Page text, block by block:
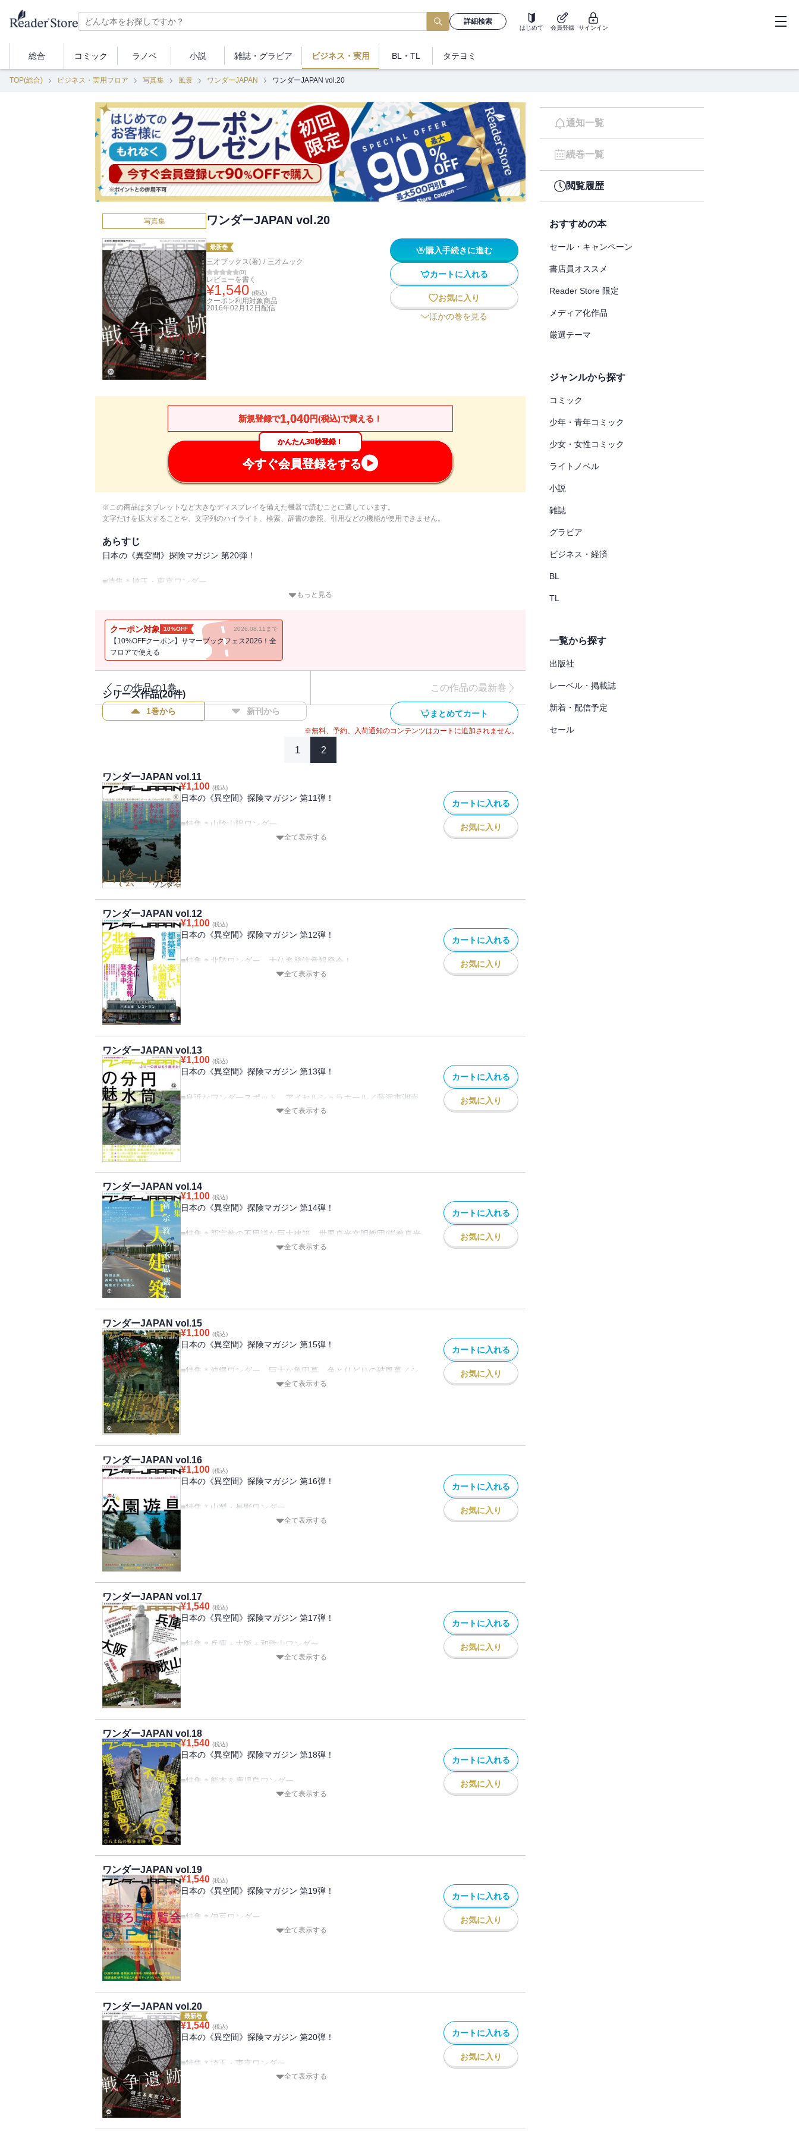
詳細検索
はじめて 会員登録 サインイン
総合 コミック ラノベ 小説 雑誌・ グラビア ビジネス ・実用 BL・TL タテヨミ
TOP(総合) ビジネス・実用フロア 写真集 風景 ワンダーJAPAN ワンダーJAPAN vol.20
写真集 ワンダーJAPAN vol.20
最新巻
三才ブックス(著) / 三才ムック
(0)
レビューを書く
¥1,540 (税込)
クーポン利用対象商品
2016年02月12日 配信
購入手続きに進む
カートに入れる
お気に入り
ほかの巻を見る
新規登録で1,040円(税込)で買える！
かんたん30秒登録！
今すぐ会員登録をする
※この商品はタブレットなど大きなディスプレイを備えた機器で読むことに適しています。
文字だけを拡大することや、文字列のハイライト、検索、辞書の参照、引用などの機能が使用できません。
あらすじ
日本の《異空間》探険マガジン 第20弾！
■特集＊埼玉・東京ワンダー
■たのしい公園遊具〈第8回〉 北青山三丁目児童遊園／杜氏の里 笠沙／嶺公園
■NセメントK工場
■廃墟マニアックス テディベアミュージアム／Ｎ産婦人科医院／廃墟メモリアル～時計
■不思議な神社仏閣 子の権現／龍台院／藤瀧不動尊 ヒトガタ奉納の寺
【20号記念企画】～マレーシア編～驚愕の大仏タワー（打捫心意佛院）／雲上都市の立体地獄（清水山石廟）
／パームツリー畑の中の立体地獄（華聖宮）
■珍日本紀行 オリエント工業 リアルラブドール 上野ショールームと製造工場
■マジカル珍スポツアー 自転車博物館サイクルセンター／ゆめやかた 奥州藤原歴史館／日本独楽博物館
■特集＊戦争遺跡ARCHIVE 小笠原諸島・父島の戦争遺跡／函館要塞／富津岬・戦争遺跡群／六浦地下軍需工場
（海軍航空技術廠支廠地下軍需工場）／貝山地下壕／観音崎北門第二砲台跡／屯鶴峯地下壕／豊予要塞～丹賀砲
塔砲台跡
■新宗教～玉皇山弥勒寺
■レッドリスト～2つの射的場
■萌える工場
もっと見る
クーポン対象 10%OFF 2026.08.11まで
【10%OFFクーポン】サマーブックフェス2026！全
フロアで使える
この作品の1巻 この作品の最新巻
シリーズ作品(20件)
1巻から 新刊から まとめてカート
※無料、予約、入荷通知のコンテンツはカートに追加されません。
1 2
ワンダーJAPAN vol.11
¥1,100 (税込)
日本の《異空間》探険マガジン 第11弾！
■特集＊山陰山陽ワンダー
【廃墟】大根島の廃船・OAリゾートホテル・砂丘パレス・尾道
【産業遺産】重安鉱業所 石灰焼成炉
【戦争遺跡】大久野島
【宗教建築】海の見える杜美術館
【珍建築】みなとさかい交流館・境港マリーナホテル・メテオプ
ラザ ラ・メール
■廃墟マニアックス
■不思議な神社仏閣
■水門探険
■ダムの魅力
全て表示する
カートに入れる
お気に入り
ワンダーJAPAN vol.12
¥1,100 (税込)
日本の《異空間》探険マガジン 第12弾！
■特集＊北陸ワンダー 大仏多発注意報発令！
【珍寺】ハニベ厳窟院／ユートピア加賀の郷／巨大弘法大師／越
尋坊タワー
■身近なワンダースポット
■誰も知らない地底の世界
■不思議な神社仏閣
■水門探険
■マジカル珍スポツアー
■ダムの魅力
■軍艦島見学路レポート
全て表示する
カートに入れる
お気に入り
ワンダーJAPAN vol.13
¥1,100 (税込)
日本の《異空間》探険マガジン 第13弾！
■身近なワンダースポット アイセルシュラホール／藤沢市湘南
台文化センター／ホテルUFO
■誰も知らない地底の世界 金属鉱山の地下坑道
■ニッポン地獄巡り 伊豆極楽苑／成田山久留米分院／正観寺／
■珍駅訪問 帽子をかぶった駅舎たち～左沢駅／西添田駅／印旛
日本医大駅／上伊集院駅／柏原駅 日暮里駅／磐城塙駅／けやき
■廃墟マニアックス 国立茨城結核療養所／男と女の館
■廃墟メモリアル 自然にかえる廃墟
■珍 世界紀行 済州島編 仙女と木こり公園／トケビ公園
■不思議な神社仏閣 銭司聖天／へちま薬師／謎の聖徳太子像
■ダムの魅力 逆調整、という仕事。杉安ダム／黒鳥ダム
全て表示する
カートに入れる
お気に入り
ワンダーJAPAN vol.14
¥1,100 (税込)
日本の《異空間》探険マガジン 第14弾！
■特集＊新宗教の不思議な巨大建築 世界真光文明教団/崇教真光
水道/青土ダム/道端のプチワンダー
■楽しい公園遊具 大穴パンダ児童遊園／三原２丁目の公園／愛
宕山こどもの国
■誰も知らない地底の世界 山中に眠る火薬庫遺構群
■廃墟マニアックス 浜頓別屠殺場／若宮住宅
■珍 世界紀行 済州島編 都築響一 済州ラブランド／健康と性の
博物館
■マジカル珍スポツアー 元禄まつど村の民芸かぼちゃ／宮古島
の貝殻御殿
■珍駅訪問 珍形状駅巡り～くびき駅／糠沢駅／近鉄富田駅
全て表示する
カートに入れる
お気に入り
ワンダーJAPAN vol.15
¥1,100 (税込)
日本の《異空間》探険マガジン 第15弾！
■特集＊沖縄ワンダー 巨大な亀甲墓、色とりどりの破風墓／シ
ーサーすべり台（シーサー児童公園）／獅子すべり台（友寄馬場
■特集＊珍しい廃墟
［小規模施設］ 西海橋水族館 時山第一・第二発電所 化女沼
レジャーランド
［交通関係］ Ｋ灯台 墜ちたループ橋
［遊園地のようなホテル］ ホテルさ●き
■誰も知らない地底の世界
■廃墟マニアックス
■不思議な神社仏閣
■珍駅舎訪問
■マジカル珍スポツアー
全て表示する
カートに入れる
お気に入り
ワンダーJAPAN vol.16
¥1,100 (税込)
日本の《異空間》探険マガジン 第16弾！
■特集＊山梨・長野ワンダー
■誰も知らない地底の世界 地下河川 渋谷川
■ダムの魅力 奈良俣ダム／矢木沢ダム
■廃墟マニアックス BE能力開発センター／砲台山ハイランド
■廃墟メモリアル プール
■萌える工場 日新製鋼 呉製鉄所
全て表示する
カートに入れる
お気に入り
ワンダーJAPAN vol.17
¥1,540 (税込)
日本の《異空間》探険マガジン 第17弾！
■特集＊兵庫＋大阪＋和歌山ワンダー
アル「廃墟の外観」
■廃墟探索レポート 和賀川発電所／ホテルF
■２つの巨大な水門 安治川水門／沼津港航路水門
■Ｂ級ツーリング日記 ギャラリーくすくす／マコンデ美術館／
ラ・ペッシュ／茶っきり娘
■モジダラケの家 羽田のモジダラケ／鹿児島のモジダラケ
■巨大構造物を支えるもの 虎ノ門琴平タワー／羽田D滑走路
■萌える工場 「九州の工場」
全て表示する
カートに入れる
お気に入り
ワンダーJAPAN vol.18
¥1,540 (税込)
日本の《異空間》探険マガジン 第18弾！
■特集＊熊本＆鹿児島ワンダー
■地下探索ファイル 八丈島の戦争遺跡
■珍日本紀行 里美かかし祭り
■モジダラケの家 都内のモジダラケ／埼玉のモジダラケ
全て表示する
カートに入れる
お気に入り
ワンダーJAPAN vol.19
¥1,540 (税込)
日本の《異空間》探険マガジン 第19弾！
■特集＊伊豆ワンダー
■身近なワンダースポット ピーチライナー」2つのループ線跡
／アミューズメント大仏
■たのしい公園遊具〈第7回〉 赤い靴すべり台／貝殻すべり台
／お化けチューリップ ほか
モリアル 戦争遺跡～海上防衛系～
■不思議な神社仏閣 谷厳寺／山の神／松緑神道大和山
ール
全て表示する
カートに入れる
お気に入り
ワンダーJAPAN vol.20
最新巻
¥1,540 (税込)
日本の《異空間》探険マガジン 第20弾！
■特集＊埼玉・東京ワンダー
里 笠沙／嶺公園
全て表示する
カートに入れる
お気に入り
通知一覧
続巻一覧
閲覧履歴
おすすめの本
セール・キャンペーン
書店員オススメ
Reader Store 限定
メディア化作品
厳選テーマ
ジャンルから探す
コミック
少年・青年コミック
少女・女性コミック
ライトノベル
小説
雑誌
グラビア
ビジネス・経済
BL
TL
一覧から探す
出版社
レーベル・掲載誌
新着・配信予定
セール